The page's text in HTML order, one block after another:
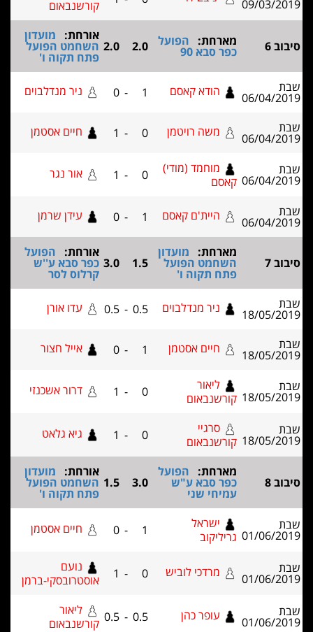
קורשנבאום
הפועל
90
2.0
2.0
אורחת:
השחמט הפועל
פתח תקוה ו'
קאסם 1
-
0 ניר מנדלבוים
רויטמן 0
-
1 חיים אסטמן
(מודי) 0
-
1 אור נגר
קאסם 1
-
0 עידן שרמן
הפועל 1.5
3.0
אורחת:
כפר סבא ע''ש
קרלוס לסר
מנדלבוים 0.5
-
0.5 עדו אורן
אסטמן 1
-
0 אייל חצור
0
-
1 דרור אשכנזי
0
-
1 גיא גלאט
ע"ש 3.0
1.5
אורחת:
השחמט הפועל
פתח תקוה ו'
1
-
0 חיים אסטמן
לוביש 0
-
1
נועם
אוסטרובסקי-ברמן
כהן 0.5
-
0.5
ליאור
קורשנבאום